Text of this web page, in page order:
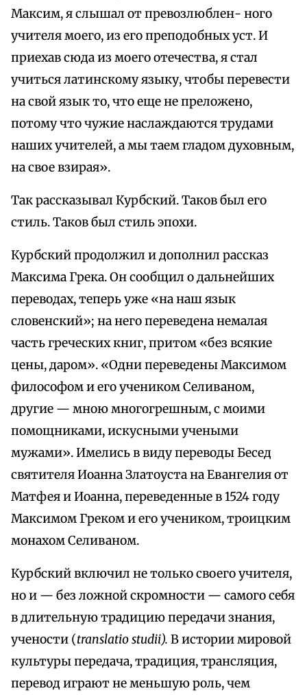
Максим, я слышал от превозлюблен- ного
учителя моего, из его преподобных уст. И
приехав сюда из моего отечества, я стал
учиться латинскому языку, чтобы перевести
на свой язык то, что еще не преложено,
потому что чужие наслаждаются трудами
наших учителей, а мы таем гладом духовным,
на свое взирая».
Так рассказывал Курбский. Таков был его
стиль. Таков был стиль эпохи.
Курбский продолжил и дополнил рассказ
Максима Грека. Он сообщил о дальнейших
переводах, теперь уже «на наш язык
словенский»; на него переведена немалая
часть греческих книг, притом «без всякие
цены, даром». «Одни переведены Максимом
философом и его учеником Селиваном,
другие — мною многогрешным, с моими
помощниками, искусными учеными
мужами». Имелись в виду переводы Бесед
святителя Иоанна Златоуста на Евангелия от
Матфея и Иоанна, переведенные в 1524 году
Максимом Греком и его учеником, троицким
монахом Селиваном.
Курбский включил не только своего учителя,
но и — без ложной скромности — самого себя
в длительную традицию передачи знания,
учености (translatio studii). В истории мировой
культуры передача, традиция, трансляция,
перевод играют не меньшую роль, чем